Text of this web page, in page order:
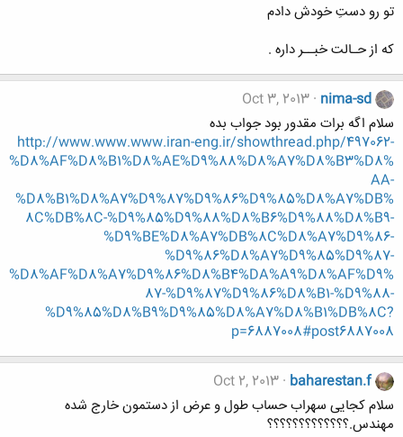
تو رو دستِ خودش دادم
که از حـالت خبــر داره .
nima-sd
Oct 3, 2013
سلام اگه برات مقدور بود جواب بده
http://www.www.www.iran-eng.ir/showthread.php/497062-
%D8%AF%D8%B1%D8%AE%D9%88%D8%A7%D8%B3%D8%
AA-
%D8%B1%D8%A7%D9%87%D9%86%D9%85%D8%A7%DB%
8C%DB%8C-%D9%85%D9%88%D8%B6%D9%88%D8%B9-
%D9%BE%D8%A7%DB%8C%D8%A7%D9%86-
%D9%86%D8%A7%D9%85%D9%87-
%D8%AF%D8%A7%D9%86%D8%B4%DA%A9%D8%AF%D9%
87-%D9%87%D9%86%D8%B1-%D9%88-
%D9%85%D8%B9%D9%85%D8%A7%D8%B1%DB%8C?
p=6887008#post6887008
baharestan.f
Oct 2, 2013
سلام کجایی سهراب حساب طول و عرض از دستمون خارج شده
مهندس.؟؟؟؟؟؟؟؟؟؟؟؟؟